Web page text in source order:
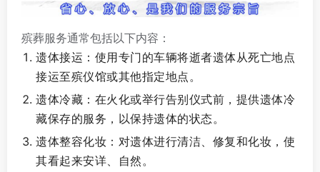
殡葬服务通常包括以下内容：
遗体接运：使用专门的车辆将逝者遗体从死亡地点
接运至殡仪馆或其他指定地点。
遗体冷藏：在火化或举行告别仪式前，提供遗体冷
藏保存的服务，以保持遗体的状态。
遗体整容化妆：对遗体进行清洁、修复和化妆，使
其看起来安详、自然。